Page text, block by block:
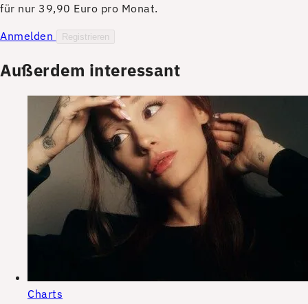
für nur 39,90 Euro pro Monat.
Anmelden
Registrieren
Außerdem interessant
Charts